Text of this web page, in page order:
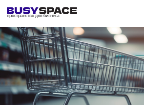
пространство для бизнеса